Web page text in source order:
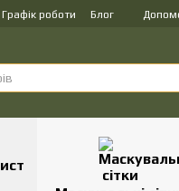
Графік роботи Блог